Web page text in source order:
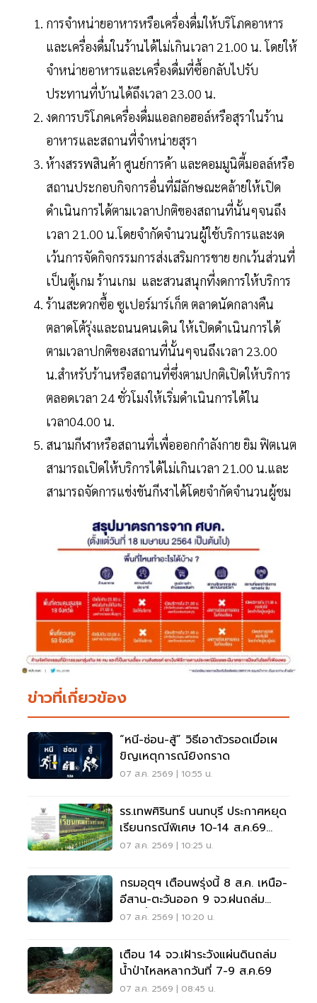
การจำหน่ายอาหารหรือเครื่องดื่มให้บริโภคอาหาร
และเครื่องดื่มในร้านได้ไม่เกินเวลา 21.00 น. โดยให้
จำหน่ายอาหารและเครื่องดื่มที่ซื้อกลับไปรับ
ประทานที่บ้านได้ถึงเวลา 23.00 น.
งดการบริโภคเครื่องดื่มแอลกอฮอล์หรือสุราในร้าน
อาหารและสถานที่จำหน่ายสุรา
ห้างสรรพสินค้า ศูนย์การค้า และคอมมูนิตี้มอลล์หรือ
สถานประกอบกิจการอื่นที่มีลักษณะคล้ายให้เปิด
ดำเนินการได้ตามเวลาปกติของสถานที่นั้นๆจนถึง
เวลา 21.00 น.โดยจำกัดจำนวนผู้ใช้บริการและงด
เว้นการจัดกิจกรรมการส่งเสริมการขาย ยกเว้นส่วนที่
เป็นตู้เกม ร้านเกม และสวนสนุกที่งดการให้บริการ
ร้านสะดวกซื้อ ซูเปอร์มาร์เก็ต ตลาดนัดกลางคืน
ตลาดโต้รุ่งและถนนคนเดิน ให้เปิดดำเนินการได้
ตามเวลาปกติของสถานที่นั้นๆจนถึงเวลา 23.00
น.สำหรับร้านหรือสถานที่ซึ่งตามปกติเปิดให้บริการ
ตลอดเวลา 24 ชั่วโมงให้เริ่มดำเนินการได้ใน
เวลา04.00 น.
สนามกีฬาหรือสถานที่เพื่อออกกำลังกาย ยิม ฟิตเนต
สามารถเปิดให้บริการได้ไม่เกินเวลา 21.00 น.และ
สามารถจัดการแข่งขันกีฬาได้โดยจำกัดจำนวนผู้ชม
ข่าวที่เกี่ยวข้อง
“หนี-ซ่อน-สู้” วิธีเอาตัวรอดเมื่อเผ
ขิญเหตุการณ์ยิงกราด
07 ส.ค. 2569 | 10:55 น.
รร.เทพศิรินทร์ นนทบุรี ประกาศหยุด
เรียนกรณีพิเศษ 10-14 ส.ค.69
หลังเหตุกราดยิง
07 ส.ค. 2569 | 10:25 น.
กรมอุตุฯ เตือนพรุ่งนี้ 8 ส.ค. เหนือ-
อีสาน-ตะวันออก 9 จว.ฝนถล่ม
ระวังน้ำท่วมฉับพลัน
07 ส.ค. 2569 | 10:20 น.
เตือน 14 จว.เฝ้าระวังแผ่นดินถล่ม
น้ำป่าไหลหลากวันที่ 7-9 ส.ค.69
07 ส.ค. 2569 | 08:45 น.